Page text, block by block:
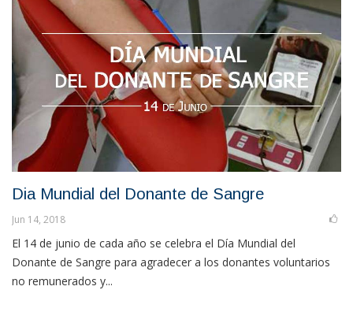
Dia Mundial del Donante de Sangre
Jun 14, 2018
El 14 de junio de cada año se celebra el Día Mundial del
Donante de Sangre para agradecer a los donantes voluntarios
no remunerados y...